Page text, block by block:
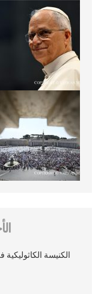
الكنيسة الكاثوليكية